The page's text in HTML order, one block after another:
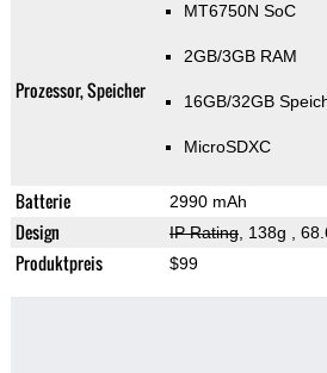
Prozessor, Speicher
MT6750N SoC
2GB/3GB RAM
16GB/32GB
MicroSDXC
Batterie 2990 mAh
Design IP Rating, 138g ,
Produktpreis $99